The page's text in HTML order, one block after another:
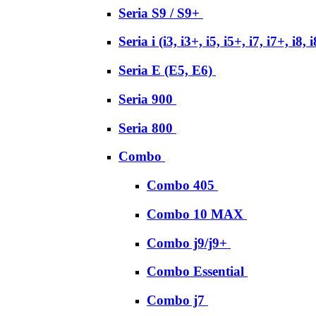
Seria S9 / S9+
Seria i (i3, i3+, i5, i5+, i7, i7+, i8,
Seria E (E5, E6)
Seria 900
Seria 800
Combo
Combo 405
Combo 10 MAX
Combo j9/j9+
Combo Essential
Combo j7